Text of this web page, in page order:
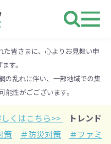
皆さまに、心よりお見舞い申
す。
の乱れに伴い、一部地域での集
能性がごございます。
くはこちら>>
トレンド
策 ＃防災対策
＃ファミ